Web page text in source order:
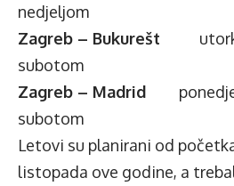
nedjeljom
Zagreb – Bukurešt
subotom
Zagreb – Madrid
subotom
Letovi su planirani od
listopada ove godine, a